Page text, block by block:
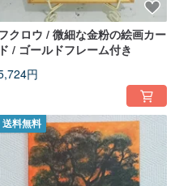
クロウ / 微細な金粉の絵画カー
ド / ゴールドフレーム付き
円
送料無料